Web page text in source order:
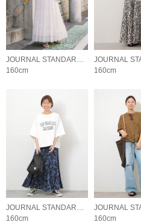
JOURNAL STANDARD relume LADYS
160cm
160cm
JOURNAL STANDARD relume LADYS
160cm
160cm